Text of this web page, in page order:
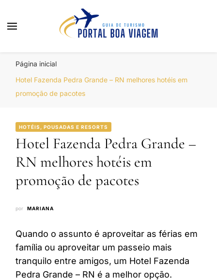
Página inicial
Hotel Fazenda Pedra Grande – RN melhores hotéis em
promoção de pacotes
HOTÉIS, POUSADAS E RESORTS
Hotel Fazenda Pedra Grande –
RN melhores hotéis em
promoção de pacotes
por MARIANA
Quando o assunto é aproveitar as férias em
família ou aproveitar um passeio mais
tranquilo entre amigos, um Hotel Fazenda
Pedra Grande – RN é a melhor opção.